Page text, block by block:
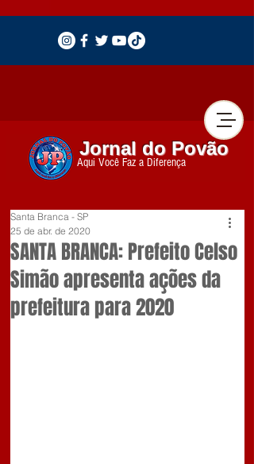
Jornal do Povão
Aqui Você Faz a Diferença
SANTA BRANCA: Prefeito Celso
Simão apresenta ações da
prefeitura para 2020
Santa Branca - SP
25 de abr. de 2020